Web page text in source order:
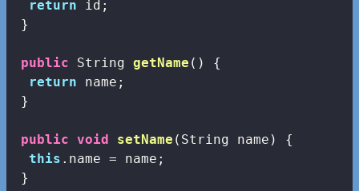
return id;
}
public String getName ()
{
return name;
}
public void setName (String name)
{
this .name = name;
}